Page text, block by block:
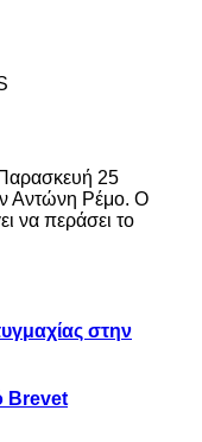
25
Αντώνη Ρέμο. Ο
να περάσει το
στην
Brevet